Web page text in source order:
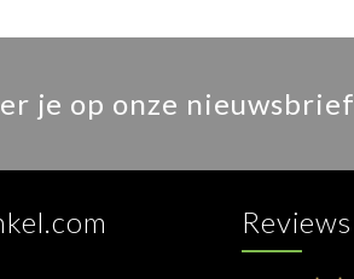
je op onze nieuwsbrief
Reviews